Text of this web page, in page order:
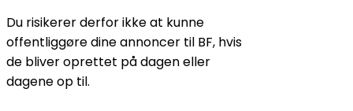
Du risikerer derfor ikke at kunne
offentliggøre dine annoncer til BF, hvis
de bliver oprettet på dagen eller
dagene op til.